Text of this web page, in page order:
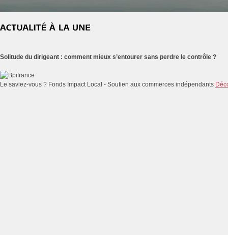
Solitude du dirigeant : comment mieux s’entourer sans perdre le contrôle ?
Le saviez-vous ? Fonds Impact Local - Soutien aux commerces indépendants